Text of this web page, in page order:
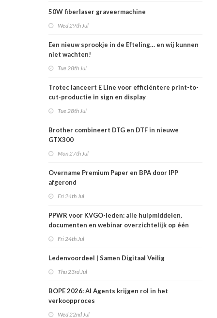
50W fiberlaser graveermachine
Wed 29th Jul
Een nieuw sprookje in de Efteling… en wij kunnen
niet wachten!
Tue 28th Jul
Trotec lanceert E Line voor efficiëntere print-to-
cut-productie in sign en display
Tue 28th Jul
Brother combineert DTG en DTF in nieuwe
GTX300
Mon 27th Jul
Overname Premium Paper en BPA door IPP
afgerond
Fri 24th Jul
PPWR voor KVGO-leden: alle hulpmiddelen,
documenten en webinar overzichtelijk op één
Fri 24th Jul
Ledenvoordeel | Samen Digitaal Veilig
Thu 23rd Jul
BOPE 2026: AI Agents krijgen rol in het
verkoopproces
Wed 22nd Jul